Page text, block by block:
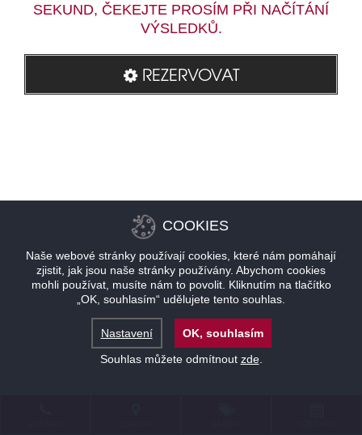
SEKUND, ČEKEJTE PROSÍM PŘI NAČÍTÁNÍ
VÝSLEDKŮ.
REZERVOVAT
COOKIES
Naše webové stránky používají cookies, které nám pomáhají
zjistit, jak jsou naše stránky používány. Abychom cookies
mohli používat, musíte nám to povolit. Kliknutím na tlačítko
„OK, souhlasím“ udělujete tento souhlas.
Nastavení
OK, souhlasím
Souhlas můžete odmítnout zde.